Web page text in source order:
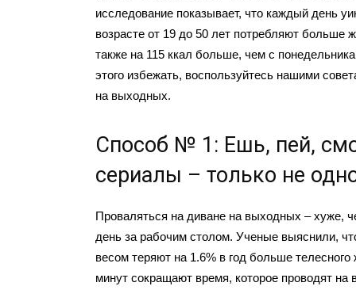
исследование показывает, что каждый день
возрасте от 19 до 50 лет потребляют больше
также на 115 ккал больше, чем с
этого избежать, воспользуйтесь нашими
на выходных.
Способ № 1: Ешь, пей,
сериалы – только не
Проваляться на диване на выходных – хуже,
день за рабочим столом. Ученые выяснили,
весом теряют на 1.6% в год больше телесного
минут сокращают время, которое проводят